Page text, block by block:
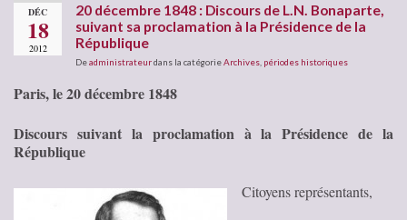
DÉC
18
2012
20 décembre 1848 : Discours de L.N. Bonaparte,
suivant sa proclamation à la Présidence de la
République
Deadministrateurdans la catégorieArchives périodes historiques
Paris, le 20 décembre 1848
Discours suivant la proclamation à la Présidence de la
République
Citoyens représentants,